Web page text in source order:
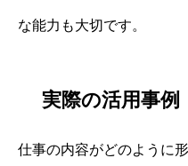
な能力も大切です。
実際の活用事例
仕事の内容がどのように